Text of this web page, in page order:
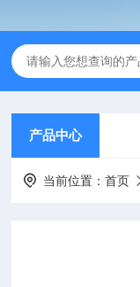
产品中心
当前位置：首页